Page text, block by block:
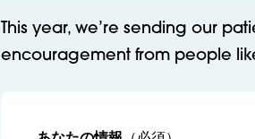
This year, we’re sending our
encouragement from people